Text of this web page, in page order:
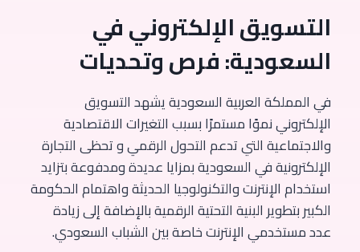
التسويق الإلكتروني في
السعودية: فرص وتحديات
في المملكة العربية السعودية يشهد التسويق
الإلكتروني نموًا مستمرًا بسبب التغيرات الاقتصادية
والاجتماعية التي تدعم التحول الرقمي و تحظى التجارة
الإلكترونية في السعودية بمزايا عديدة ومدفوعة بتزايد
استخدام الإنترنت والتكنولوجيا الحديثة واهتمام الحكومة
الكبير بتطوير البنية التحتية الرقمية بالإضافة إلى زيادة
عدد مستخدمي الإنترنت خاصة بين الشباب السعودي.